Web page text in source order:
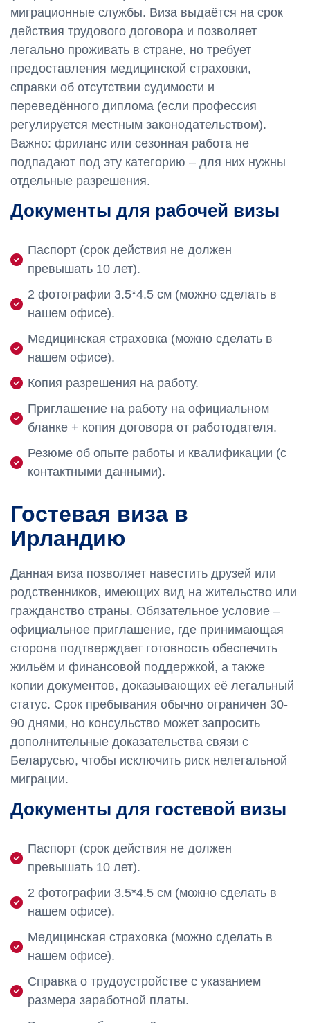
миграционные службы. Виза выдаётся на срок
действия трудового договора и позволяет
легально проживать в стране, но требует
предоставления медицинской страховки,
справки об отсутствии судимости и
переведённого диплома (если профессия
регулируется местным законодательством).
Важно: фриланс или сезонная работа не
подпадают под эту категорию – для них нужны
отдельные разрешения.
Документы для рабочей визы
Паспорт (срок действия не должен
превышать 10 лет).
2 фотографии 3.5*4.5 см (можно сделать в
нашем офисе).
Медицинская страховка (можно сделать в
нашем офисе).
Копия разрешения на работу.
Приглашение на работу на официальном
бланке + копия договора от работодателя.
Резюме об опыте работы и квалификации (с
контактными данными).
Гостевая виза в
Ирландию
Данная виза позволяет навестить друзей или
родственников, имеющих вид на жительство или
гражданство страны. Обязательное условие –
официальное приглашение, где принимающая
сторона подтверждает готовность обеспечить
жильём и финансовой поддержкой, а также
копии документов, доказывающих её легальный
статус. Срок пребывания обычно ограничен 30-
90 днями, но консульство может запросить
дополнительные доказательства связи с
Беларусью, чтобы исключить риск нелегальной
миграции.
Документы для гостевой визы
Паспорт (срок действия не должен
превышать 10 лет).
2 фотографии 3.5*4.5 см (можно сделать в
нашем офисе).
Медицинская страховка (можно сделать в
нашем офисе).
Справка о трудоустройстве с указанием
размера заработной платы.